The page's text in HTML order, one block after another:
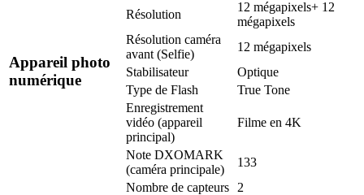
Appareil photo
numérique
Résolution
12 mégapixels+ 12
mégapixels
Résolution caméra
avant (Selfie)
12 mégapixels
Stabilisateur
Optique
Type de Flash
True Tone
Enregistrement
vidéo (appareil
principal)
Filme en 4K
Note DXOMARK
(caméra principale)
133
Nombre de capteurs
2